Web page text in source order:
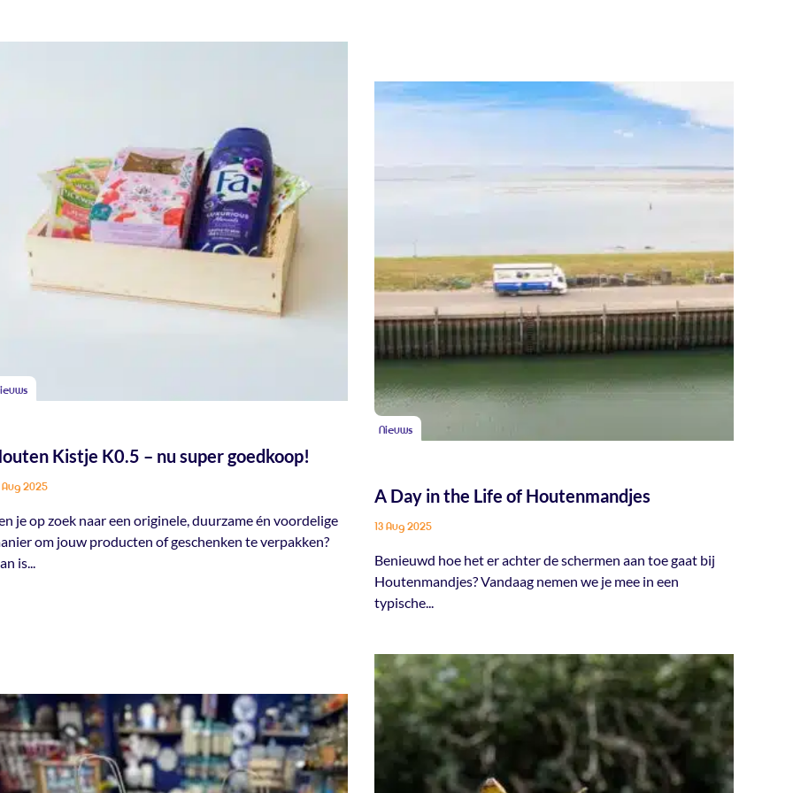
Kistje K0.5 – nu super goedkoop!
Aug 2025
je op zoek naar een originele, duurzame én voordelige
om jouw producten of geschenken te verpakken?
is...
Nieuws
A Day in the Life of Houtenmandjes
13 Aug 2025
Benieuwd hoe het er achter de schermen aan toe gaat bij
Houtenmandjes? Vandaag nemen we je mee in een
typische...